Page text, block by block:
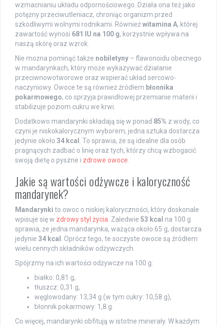
wzmacnianiu układu odpornościowego. Działa ona też jako
potężny przeciwutleniacz, chroniąc organizm przed
szkodliwymi wolnymi rodnikami. Równieżwitamina A, której
zawartość wynosi 681 IU na 100 g, korzystnie wpływa na
naszą skórę oraz wzrok.
Nie można pominąć także nobiletyny – flawonoidu obecnego
w mandarynkach, który może wykazywać działanie
przeciwnowotworowe oraz wspierać układ sercowo-
naczyniowy. Owoce te są również źródłem błonnika
pokarmowego, co sprzyja prawidłowej przemianie materii i
stabilizuje poziom cukru we krwi.
Dodatkowo mandarynki składają się w ponad 85% z wody, co
czyni je niskokalorycznym wyborem; jedna sztuka dostarcza
jedynie około 34 kcal . To sprawia, że są idealne dla osób
pragnących zadbać o linię oraz tych, którzy chcą wzbogacić
swoją dietę o pyszne i zdrowe owoce.
Jakie są wartości odżywcze i kaloryczność
mandarynek?
Mandarynki to owoc o niskiej kaloryczności, który doskonale
wpisuje się w zdrowy styl życia. Zaledwie 53 kcal na 100 g
sprawia, że jedna mandarynka, ważąca około 65 g, dostarcza
jedynie 34 kcal . Oprócz tego, te soczyste owoce są źródłem
wielu cennych składników odżywczych.
Spójrzmy na ich wartości odżywcze na 100 g:
białko: 0,81 g,
tłuszcz: 0,31 g,
węglowodany: 13,34 g (w tym cukry: 10,58 g),
błonnik pokarmowy: 1,8 g.
Co więcej, mandarynki obfitują w istotne minerały. W każdym